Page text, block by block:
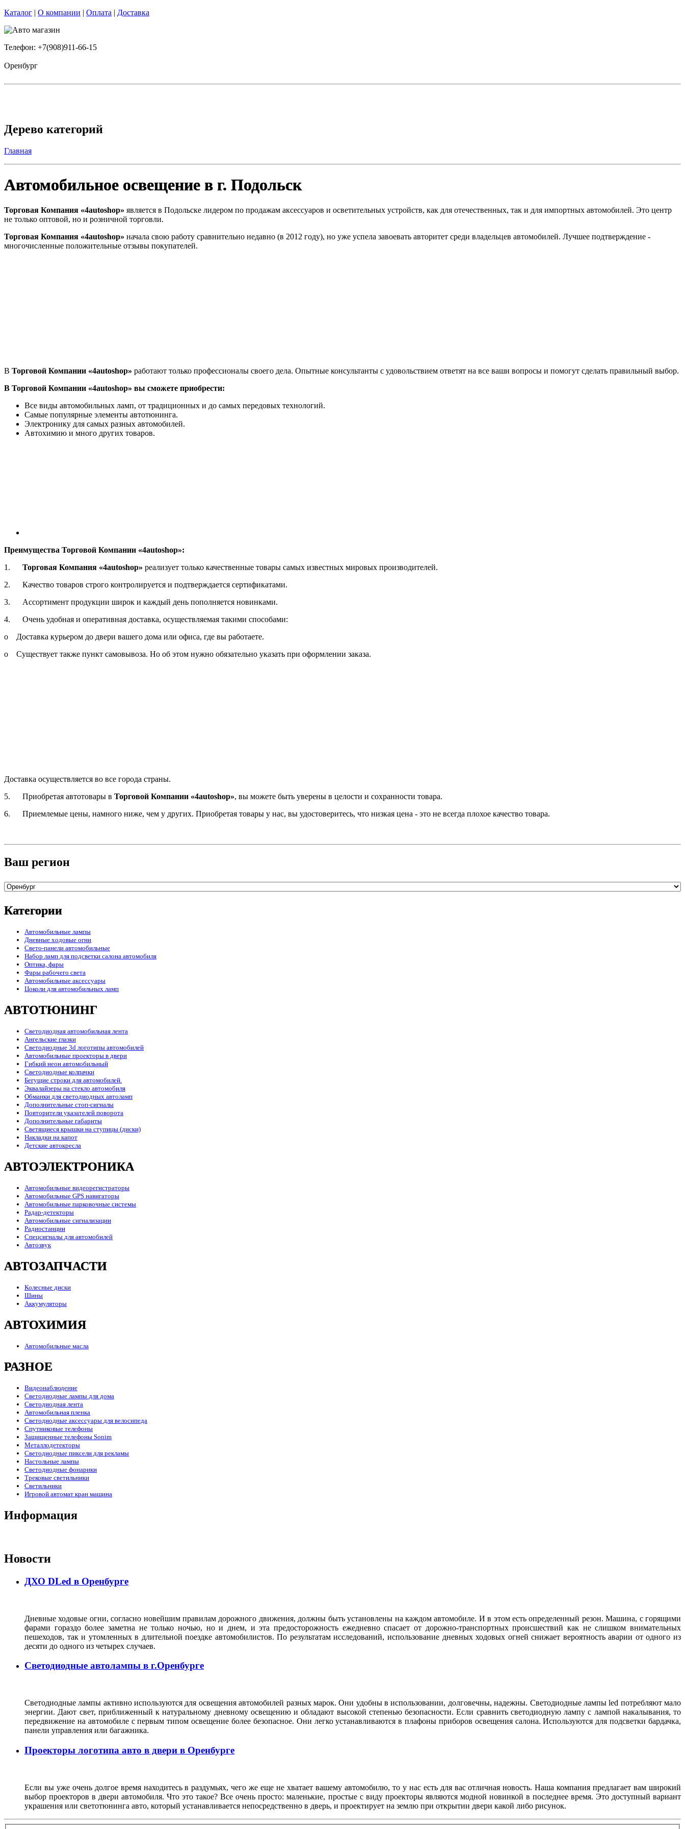
Каталог | О компании | Оплата | Доставка
Телефон: +7(908)911-66-15
Оренбург
Дерево категорий
Главная
Автомобильное освещение в г. Подольск
Торговая Компания «4autoshop» является в Подольске лидером по продажам аксессуаров и осветительных устройств, как для отечественных, так и для импортных автомобилей. Это центр
не только оптовой, но и розничной торговли.
Торговая Компания «4autoshop» начала свою работу сравнительно недавно (в 2012 году), но уже успела завоевать авторитет среди владельцев автомобилей. Лучшее подтверждение -
многочисленные положительные отзывы покупателей.
В Торговой Компании «4autoshop» работают только профессионалы своего дела. Опытные консультанты с удовольствием ответят на все ваши вопросы и помогут сделать правильный выбор.
В Торговой Компании «4autoshop» вы сможете приобрести:
Все виды автомобильных ламп, от традиционных и до самых передовых технологий.
Самые популярные элементы автотюнинга.
Электронику для самых разных автомобилей.
Автохимию и много других товаров.
Преимущества Торговой Компании «4autoshop»:
1. Торговая Компания «4autoshop» реализует только качественные товары самых известных мировых производителей.
2. Качество товаров строго контролируется и подтверждается сертификатами.
3. Ассортимент продукции широк и каждый день пополняется новинками.
4. Очень удобная и оперативная доставка, осуществляемая такими способами:
o Доставка курьером до двери вашего дома или офиса, где вы работаете.
o Существует также пункт самовывоза. Но об этом нужно обязательно указать при оформлении заказа.
Доставка осуществляется во все города страны.
5. Приобретая автотовары в Торговой Компании «4autoshop», вы можете быть уверены в целости и сохранности товара.
6. Приемлемые цены, намного ниже, чем у других. Приобретая товары у нас, вы удостоверитесь, что низкая цена - это не всегда плохое качество товара.
Ваш регион
Категории
Автомобильные лампы
Дневные ходовые огни
Свето-панели автомобильные
Набор ламп для подсветки салона автомобиля
Оптика, фары
Фары рабочего света
Автомобильные аксессуары
Цоколи для автомобильных ламп
АВТОТЮНИНГ
Светодиодная автомобильная лента
Ангельские глазки
Светодиодные 3d логотипы автомобилей
Автомобильные проекторы в двери
Гибкий неон автомобильный
Светодиодные колпачки
Бегущие строки для автомобилей.
Эквалайзеры на стекло автомобиля
Обманки для светодиодных автоламп
Дополнительные стоп-сигналы
Повторители указателей поворота
Дополнительные габариты
Светящиеся крышки на ступицы (диски)
Накладки на капот
Детские автокресла
АВТОЭЛЕКТРОНИКА
Автомобильные видеорегистраторы
Автомобильные GPS навигаторы
Автомобильные парковочные системы
Радар-детекторы
Автомобильные сигнализации
Радиостанции
Спецсигналы для автомобилей
Автозвук
АВТОЗАПЧАСТИ
Колесные диски
Шины
Аккумуляторы
АВТОХИМИЯ
Автомобильные масла
РАЗНОЕ
Видеонаблюдение
Светодиодные лампы для дома
Светодиодная лента
Автомобильная пленка
Светодиодные аксессуары для велосипеда
Спутниковые телефоны
Защищенные телефоны Sonim
Металлодетекторы
Светодиодные пиксели для рекламы
Настольные лампы
Светодиодные фонарики
Трековые светильники
Светильники
Игровой автомат кран машина
Информация
Новости
ДХО DLed в Оренбурге
Дневные ходовые огни, согласно новейшим правилам дорожного движения, должны быть установлены на каждом автомобиле. И в этом есть определенный резон. Машина, с горящими
фарами гораздо более заметна не только ночью, но и днем, и эта предосторожность ежедневно спасает от дорожно-транспортных происшествий как не слишком внимательных
пешеходов, так и утомленных в длительной поездке автомобилистов. По результатам исследований, использование дневных ходовых огней снижает вероятность аварии от одного из
десяти до одного из четырех случаев.
Светодиодные автолампы в г.Оренбурге
Светодиодные лампы активно используются для освещения автомобилей разных марок. Они удобны в использовании, долговечны, надежны. Светодиодные лампы led потребляют мало
энергии. Дают свет, приближенный к натуральному дневному освещению и обладают высокой степенью безопасности. Если сравнить светодиодную лампу с лампой накалывания, то
передвижение на автомобиле с первым типом освещение более безопасное. Они легко устанавливаются в плафоны приборов освещения салона. Используются для подсветки бардачка,
панели управления или багажника.
Проекторы логотипа авто в двери в Оренбурге
Если вы уже очень долгое время находитесь в раздумьях, чего же еще не хватает вашему автомобилю, то у нас есть для вас отличная новость. Наша компания предлагает вам широкий
выбор проекторов в двери автомобиля. Что это такое? Все очень просто: маленькие, простые с виду проекторы являются модной новинкой в последнее время. Это доступный вариант
украшения или светотюнинга авто, который устанавливается непосредственно в дверь, и проектирует на землю при открытии двери какой либо рисунок.